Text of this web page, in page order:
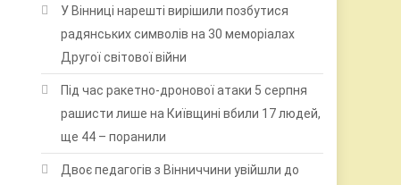
У Вінниці нарешті вирішили позбутися
радянських символів на 30 меморіалах
Другої світової війни
Під час ракетно-дронової атаки 5 серпня
рашисти лише на Київщині вбили 17 людей,
ще 44 – поранили
Двоє педагогів з Вінниччини увійшли до